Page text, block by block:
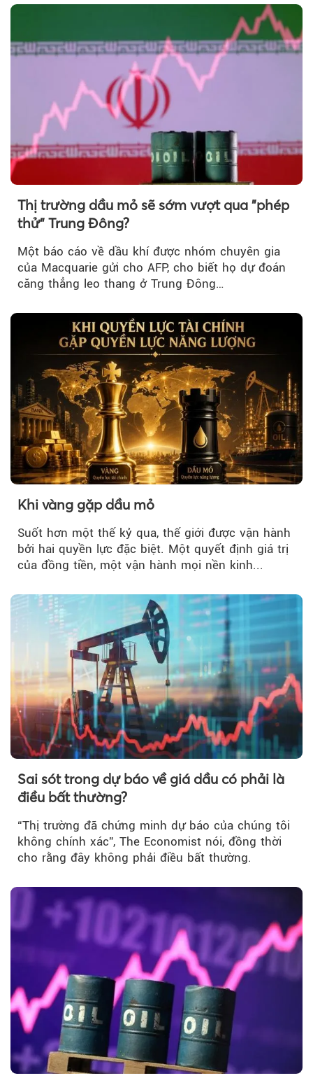
Thị trường dầu mỏ sẽ sớm vượt qua "phép
thử" Trung Đông?
Một báo cáo về dầu khí được nhóm chuyên gia
của Macquarie gửi cho AFP, cho biết họ dự đoán
căng thẳng leo thang ở Trung Đông…
Khi vàng gặp dầu mỏ
Suốt hơn một thế kỷ qua, thế giới được vận hành
bởi hai quyền lực đặc biệt. Một quyết định giá trị
của đồng tiền, một vận hành mọi nền kinh...
Sai sót trong dự báo về giá dầu có phải là
điều bất thường?
“Thị trường đã chứng minh dự báo của chúng tôi
không chính xác”, The Economist nói, đồng thời
cho rằng đây không phải điều bất thường.